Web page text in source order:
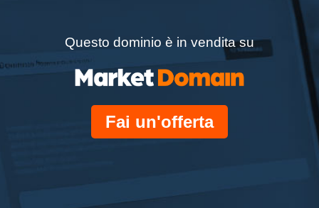
Questo dominio è in vendita su
Fai un'offerta